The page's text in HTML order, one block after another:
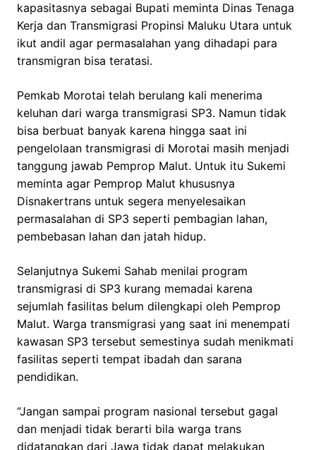
kapasitasnya sebagai Bupati meminta Dinas Tenaga
Kerja dan Transmigrasi Propinsi Maluku Utara untuk
ikut andil agar permasalahan yang dihadapi para
transmigran bisa teratasi.
Pemkab Morotai telah berulang kali menerima
keluhan dari warga transmigrasi SP3. Namun tidak
bisa berbuat banyak karena hingga saat ini
pengelolaan transmigrasi di Morotai masih menjadi
tanggung jawab Pemprop Malut. Untuk itu Sukemi
meminta agar Pemprop Malut khususnya
Disnakertrans untuk segera menyelesaikan
permasalahan di SP3 seperti pembagian lahan,
pembebasan lahan dan jatah hidup.
Selanjutnya Sukemi Sahab menilai program
transmigrasi di SP3 kurang memadai karena
sejumlah fasilitas belum dilengkapi oleh Pemprop
Malut. Warga transmigrasi yang saat ini menempati
kawasan SP3 tersebut semestinya sudah menikmati
fasilitas seperti tempat ibadah dan sarana
pendidikan.
“Jangan sampai program nasional tersebut gagal
dan menjadi tidak berarti bila warga trans
didatangkan dari Jawa tidak dapat melakukan